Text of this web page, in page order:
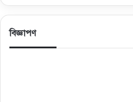
বিজ্ঞাপণ